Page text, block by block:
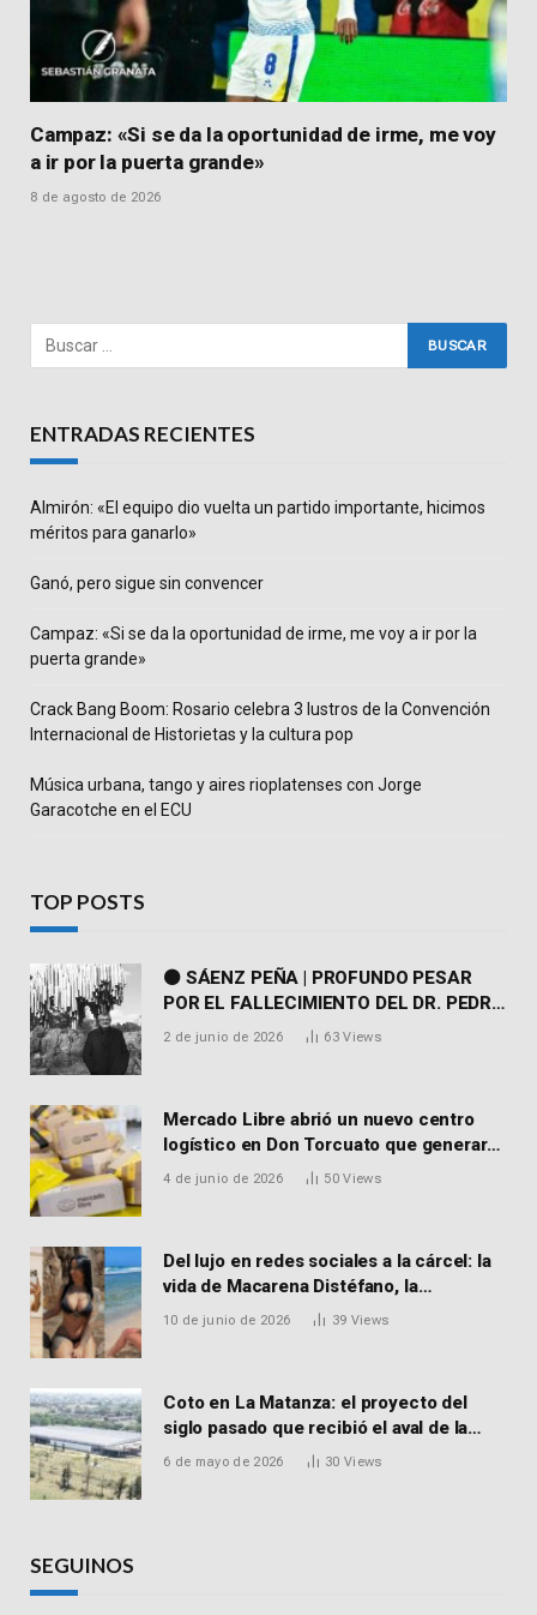
Campaz: «Si se da la oportunidad de irme, me voy
a ir por la puerta grande»
8 de agosto de 2026
ENTRADAS RECIENTES
Almirón: «El equipo dio vuelta un partido importante, hicimos
méritos para ganarlo»
Ganó, pero sigue sin convencer
Campaz: «Si se da la oportunidad de irme, me voy a ir por la
puerta grande»
Crack Bang Boom: Rosario celebra 3 lustros de la Convención
Internacional de Historietas y la cultura pop
Música urbana, tango y aires rioplatenses con Jorge
Garacotche en el ECU
TOP POSTS
⚫ SÁENZ PEÑA | PROFUNDO PESAR
POR EL FALLECIMIENTO DEL DR. PEDRO
MARTORELL
2 de junio de 2026 63Views
Mercado Libre abrió un nuevo centro
logístico en Don Torcuato que generará
900 empleos: cómo enviar el CV
4 de junio de 2026 50Views
Del lujo en redes sociales a la cárcel: la
vida de Macarena Distéfano, la
influencer de San Martín acusada de
10 de junio de 2026 39 Views
Coto en La Matanza: el proyecto del
siglo pasado que recibió el aval de la
Justicia para reactivar una obra frenada
6 de mayo de 2026 30 Views
SEGUINOS